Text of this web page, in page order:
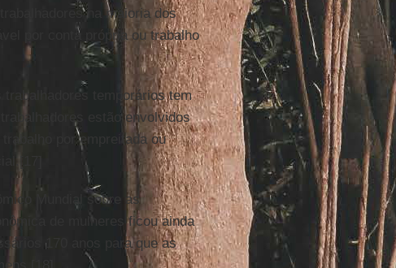
na maioria dos
por conta própria ou trabalho
temporários tem
estão envolvidos
por empreitada ou
Mundial sobre as
de mulheres ficou ainda
170 anos para que as